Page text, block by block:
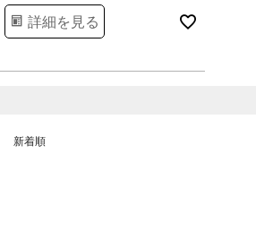
詳細を見る
新着順